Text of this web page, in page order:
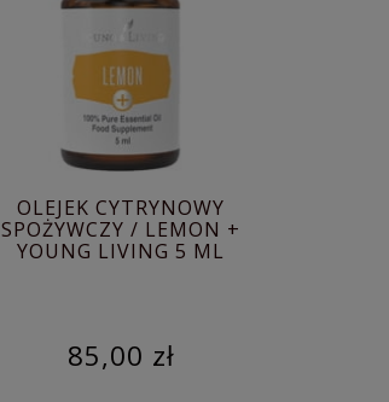
OLEJEK CYTRYNOWY
SPOŻYWCZY / LEMON +
YOUNG LIVING 5 ML
85,00 zł